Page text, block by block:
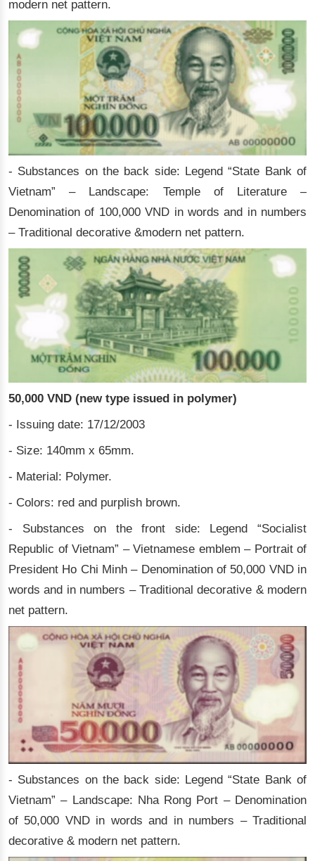
modern net pattern.
- Substances on the back side: Legend “State Bank of
Vietnam” – Landscape: Temple of Literature –
Denomination of 100,000 VND in words and in numbers
– Traditional decorative &modern net pattern.
50,000 VND (new type issued in polymer)
- Issuing date: 17/12/2003
- Size: 140mm x 65mm.
- Material: Polymer.
- Colors: red and purplish brown.
- Substances on the front side: Legend “Socialist
Republic of Vietnam” – Vietnamese emblem – Portrait of
President Ho Chi Minh – Denomination of 50,000 VND in
words and in numbers – Traditional decorative & modern
net pattern.
- Substances on the back side: Legend “State Bank of
Vietnam” – Landscape: Nha Rong Port – Denomination
of 50,000 VND in words and in numbers – Traditional
decorative & modern net pattern.